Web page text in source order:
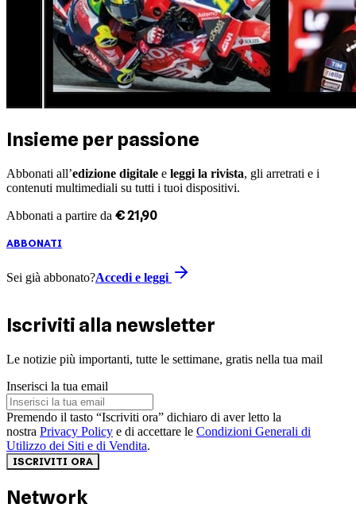
Insieme per passione
Abbonati all’edizione digitale e leggi la rivista, gli arretrati e i
contenuti multimediali su tutti i tuoi dispositivi.
Abbonati a partire da €21 ,90
ABBONATI
Sei già abbonato?Accedi e leggi
Iscriviti alla newsletter
Le notizie più importanti, tutte le settimane, gratis nella tua mail
Inserisci la tua email
Premendo il tasto “Iscriviti ora” dichiaro di aver letto la
nostra Privacy Policy e di accettare le Condizioni Generali di
Utilizzo dei Siti e di Vendita.
ISCRIVITI ORA
Network